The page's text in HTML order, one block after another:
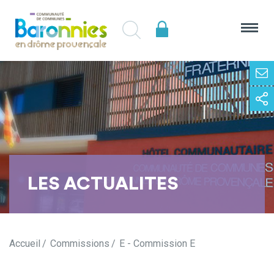
LES ACTUALITES
Accueil Commissions E - Commission E